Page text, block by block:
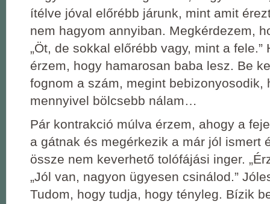
ítélve jóval előrébb járunk, mint amit
nem hagyom annyiban. Megkérdezem,
„Öt, de sokkal előrébb vagy, mint a fele.”
érzem, hogy hamarosan baba lesz. Be
fognom a szám, megint bebizonyosodik,
mennyivel bölcsebb nálam…
Pár kontrakció múlva érzem, ahogy a
a gátnak és megérkezik a már jól ismert
össze nem keverhető tolófájási inger.
„Jól van, nagyon ügyesen csinálod.”
Tudom, hogy tudja, hogy tényleg. Bízik